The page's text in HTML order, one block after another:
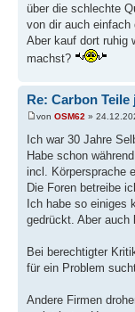
über die schlechte
von dir auch einfach
Aber kauf dort ruhig
machst?
Re: Carbon Teile
von OSM62 »
Ich war 30 Jahre
Habe schon
incl. Körpersprache
Die Foren betreibe
Ich habe so einiges
gedrückt. Aber auch
Bei berechtigter
für ein Problem
Andere Firmen